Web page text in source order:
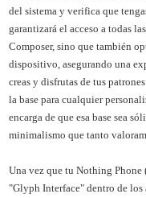
del sistema y verifica que
garantizará el acceso a todas
Composer, sino que también
dispositivo, asegurando una
creas y disfrutas de tus
la base para cualquier
encarga de que esa base sea
minimalismo que tanto
Una vez que tu Nothing
"Glyph Interface" dentro de los